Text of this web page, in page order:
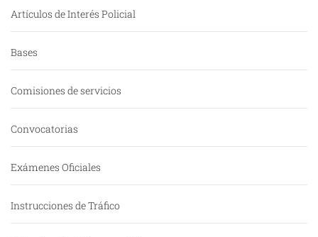
Artículos de Interés Policial
Bases
Comisiones de servicios
Convocatorias
Exámenes Oficiales
Instrucciones de Tráfico